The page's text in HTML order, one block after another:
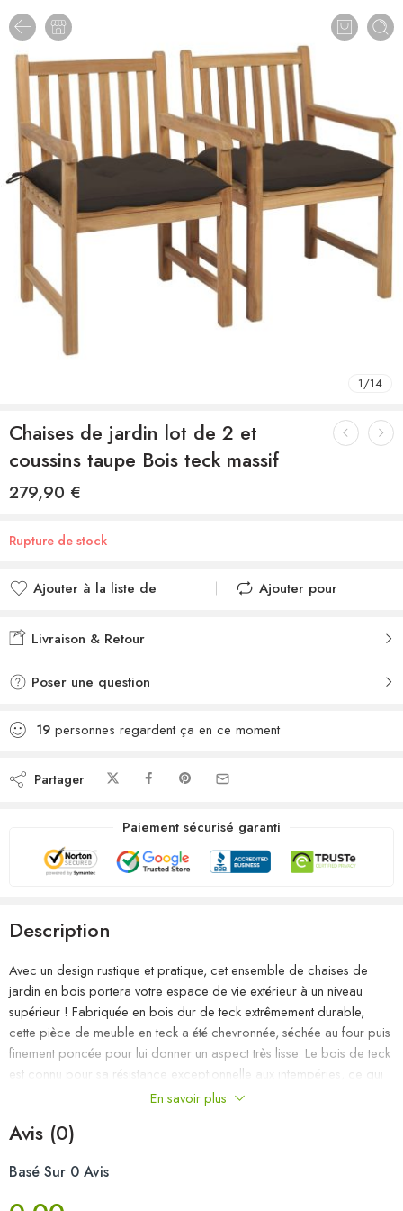
1/14
Chaises de jardin lot de 2 et
coussins taupe Bois teck massif
279,90 €
Rupture de stock
Ajouter à la liste de
Ajouté à la liste de
Ajouter pour
Livraison & Retour
Poser une question
19 personnes regardent ça en ce moment
Partager
Paiement sécurisé garanti
Description
Avec un design rustique et pratique, cet ensemble de chaises de
jardin en bois portera votre espace de vie extérieur à un niveau
supérieur ! Fabriquée en bois dur de teck extrêmement durable,
cette pièce de meuble en teck a été chevronnée, séchée au four puis
finement poncée pour lui donner un aspect très lisse. Le bois de teck
est connu pour sa résistance exceptionnelle aux intempéries, ce qui
le rend bien plus adapté aux meubles de jardin que tout autre type
un meuble de jardin durable. Les chaises d’extérieur présentent un
décor de jardin ou de patio. Cet ensemble est également le choix
En savoir plus
Avis (0)
Basé Sur 0 Avis